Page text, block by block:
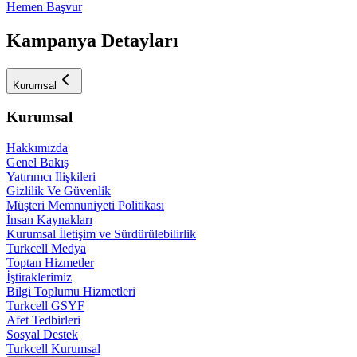
Hemen Başvur
Kampanya Detayları
Kurumsal
Kurumsal
Hakkımızda
Genel Bakış
Yatırımcı İlişkileri
Gizlilik Ve Güvenlik
Müşteri Memnuniyeti Politikası
İnsan Kaynakları
Kurumsal İletişim ve Sürdürülebilirlik
Turkcell Medya
Toptan Hizmetler
İştiraklerimiz
Bilgi Toplumu Hizmetleri
Turkcell GSYF
Afet Tedbirleri
Sosyal Destek
Turkcell Kurumsal